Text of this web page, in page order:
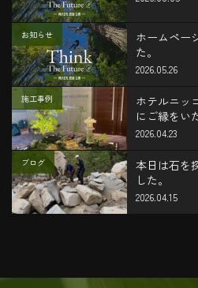
お知らせ
ホームペー
た。
2026.05.26
施工事例
ホテルニッ
にご縁をい
ができまし
2026.04.23
ブログ
本日は石を
した。
2026.04.15